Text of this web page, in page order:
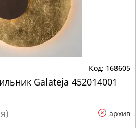
168605
Galateja 452014001
архив